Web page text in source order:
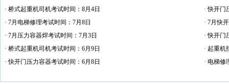
· 桥式起重机司机考试时间：8月4日
· 快开门
· 7月电梯修理考试时间：7月8日
· 7月快
· 7月压力容器焊考试时间：7月3日
· 快开门
· 桥式起重机司机考试时间：6月9日
· 起重机
· 快开门压力容器考试时间：6月8日
· 电梯修